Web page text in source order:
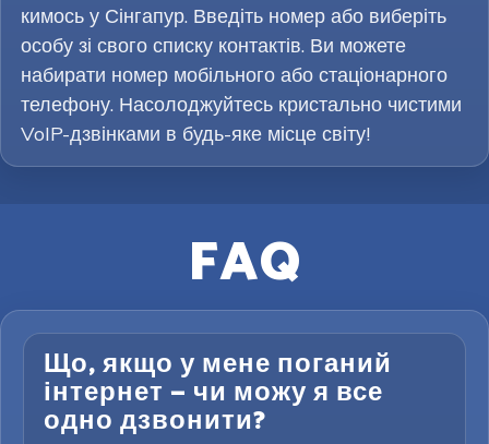
кимось у Сінгапур. Введіть номер або виберіть
особу зі свого списку контактів. Ви можете
набирати номер мобільного або стаціонарного
телефону. Насолоджуйтесь кристально чистими
VoIP-дзвінками в будь-яке місце світу!
FAQ
Що, якщо у мене поганий
інтернет — чи можу я все
одно дзвонити?